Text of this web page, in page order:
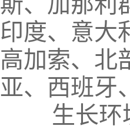
印度、意大
高加索、北
亚、西班牙
生长环